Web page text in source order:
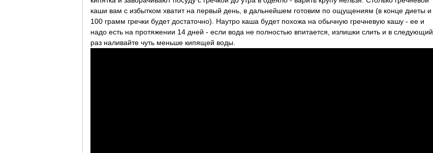
каши вам с избытком хватит на первый день, в дальнейшем готовим по ощущениям (в конце диеты и
100 грамм гречки будет достаточно). Наутро каша будет похожа на обычную гречневую кашу - ее и
надо есть на протяжении 14 дней - если вода не полностью впитается, излишки слить и в следующий
раз наливайте чуть меньше кипящей воды.